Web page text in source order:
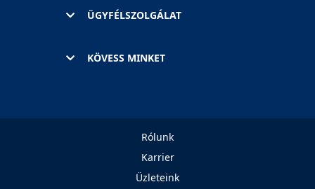
ÜGYFÉLSZOLGÁLAT
KÖVESS MINKET
Rólunk
Karrier
Üzleteink